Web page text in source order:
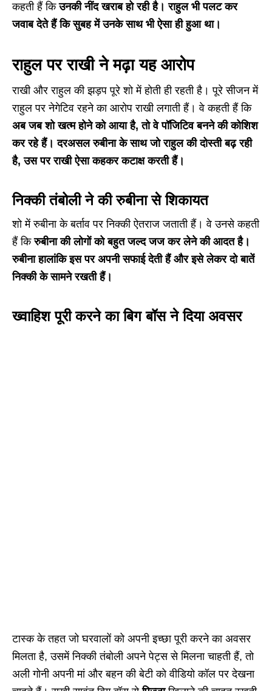
कहती हैं किउनकी नींद खराब हो रही है। राहुल भी पलट कर
जवाब देते हैं कि सुबह में उनके साथ भी ऐसा ही हुआ था।
राहुल पर राखी ने मढ़ा यह आरोप
राखी और राहुल की झड़प पूरे शो में होती ही रहती है। पूरे सीजन में
राहुल पर नेगेटिव रहने का आरोप राखी लगाती हैं। वे कहती हैं कि
अब जब शो खत्म होने को आया है, तो वे पॉजिटिव बनने की कोशिश
कर रहे हैं। दरअसल रुबीना के साथ जो राहुल की दोस्ती बढ़ रही
है, उस पर राखी ऐसा कहकर कटाक्ष करती हैं।
निक्की तंबोली ने की रुबीना से शिकायत
शो में रुबीना के बर्ताव पर निक्की ऐतराज जताती हैं। वे उनसे कहती
हैं किरुबीना की लोगों को बहुत जल्द जज कर लेने की आदत है।
रुबीना हालांकि इस पर अपनी सफाई देती हैं और इसे लेकर दो बातें
निक्की के सामने रखती हैं।
ख्वाहिश पूरी करने का बिग बॉस ने दिया अवसर
टास्क के तहत जो घरवालों को अपनी इच्छा पूरी करने का अवसर
मिलता है, उसमें निक्की तंबोली अपने पेट्स से मिलना चाहती हैं, तो
अली गोनी अपनी मां और बहन की बेटी को वीडियो कॉल पर देखना